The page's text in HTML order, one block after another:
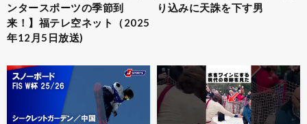
ンタースポーツの季節到
来！】福テレ空ネット（2025
年12月5日放送)
り込みに天誅を下す男